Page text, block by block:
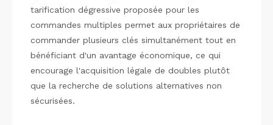
tarification dégressive proposée pour les
commandes multiples permet aux propriétaires de
commander plusieurs clés simultanément tout en
bénéficiant d'un avantage économique, ce qui
encourage l'acquisition légale de doubles plutôt
que la recherche de solutions alternatives non
sécurisées.